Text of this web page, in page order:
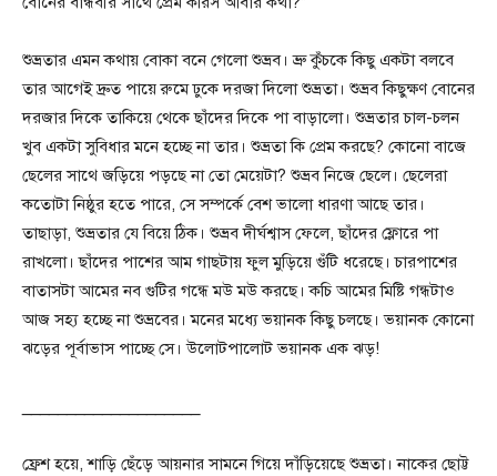
শুভ্রতার এমন কথায় বোকা বনে গেলো শুভ্রব। ভ্রু কুঁচকে কিছু একটা বলবে
তার আগেই দ্রুত পায়ে রুমে ঢুকে দরজা দিলো শুভ্রতা। শুভ্রব কিছুক্ষণ বোনের
দরজার দিকে তাকিয়ে থেকে ছাঁদের দিকে পা বাড়ালো। শুভ্রতার চাল-চলন
খুব একটা সুবিধার মনে হচ্ছে না তার। শুভ্রতা কি প্রেম করছে? কোনো বাজে
ছেলের সাথে জড়িয়ে পড়ছে না তো মেয়েটা? শুভ্রব নিজে ছেলে। ছেলেরা
কতোটা নিষ্ঠুর হতে পারে, সে সম্পর্কে বেশ ভালো ধারণা আছে তার।
তাছাড়া, শুভ্রতার যে বিয়ে ঠিক। শুভ্রব দীর্ঘশ্বাস ফেলে, ছাঁদের ফ্লোরে পা
রাখলো। ছাঁদের পাশের আম গাছটায় ফুল মুড়িয়ে গুঁটি ধরেছে। চারপাশের
বাতাসটা আমের নব গুটির গন্ধে মউ মউ করছে। কচি আমের মিষ্টি গন্ধটাও
আজ সহ্য হচ্ছে না শুভ্রবের। মনের মধ্যে ভয়ানক কিছু চলছে। ভয়ানক কোনো
ঝড়ের পূর্বাভাস পাচ্ছে সে। উলোটপালোট ভয়ানক এক ঝড়!
ফ্রেশ হয়ে, শাড়ি ছেঁড়ে আয়নার সামনে গিয়ে দাঁড়িয়েছে শুভ্রতা। নাকের ছোট্ট